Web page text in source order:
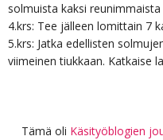
solmuista kaksi reunimmaista
4.krs: Tee jälleen lomittain 7
5.krs: Jatka edellisten
viimeinen tiukkaan. Katkaise
Tämä oli Käsityöblogien